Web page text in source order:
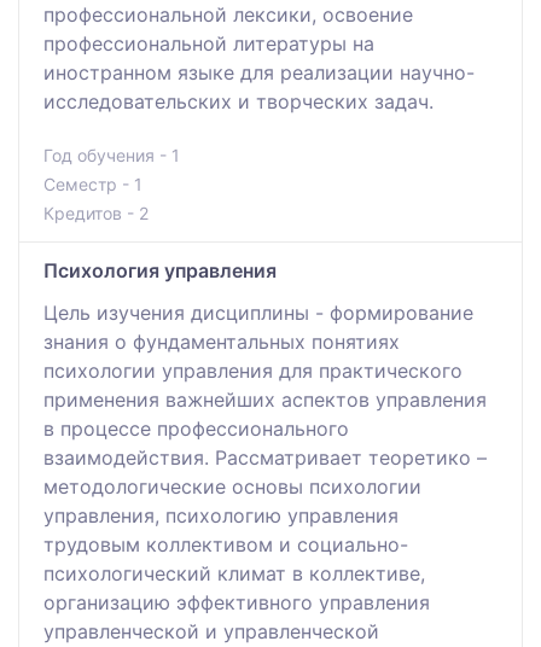
профессиональной лексики, освоение
профессиональной литературы на
иностранном языке для реализации научно-
исследовательских и творческих задач.
Год обучения - 1
Семестр - 1
Кредитов - 2
Психология управления
Цель изучения дисциплины - формирование
знания о фундаментальных понятиях
психологии управления для практического
применения важнейших аспектов управления
в процессе профессионального
взаимодействия. Рассматривает теоретико –
методологические основы психологии
управления, психологию управления
трудовым коллективом и социально-
психологический климат в коллективе,
организацию эффективного управления
управленческой и управленческой